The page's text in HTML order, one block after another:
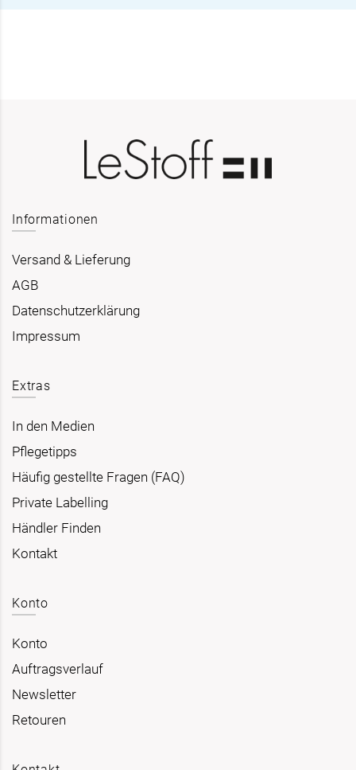
Informationen
Versand & Lieferung
AGB
Datenschutzerklärung
Impressum
Extras
In den Medien
Pflegetipps
Häufig gestellte Fragen (FAQ)
Private Labelling
Händler Finden
Kontakt
Konto
Konto
Auftragsverlauf
Newsletter
Retouren